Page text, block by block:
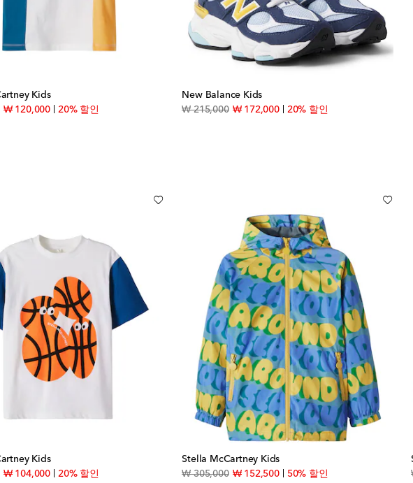
Kids
price
₩ 120,000discount price
20% 할인
New Balance Kids
₩ 215,000original price
₩ 172,000discount price
20% 할인
Kids
price
₩ 104,000discount price
20% 할인
Stella McCartney Kids
₩ 305,000original price
₩ 152,500discount price
50% 할인